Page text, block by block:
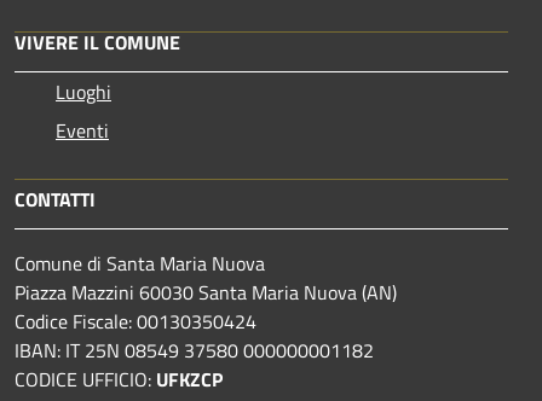
VIVERE IL COMUNE
Luoghi
Eventi
CONTATTI
Comune di Santa Maria Nuova
Piazza Mazzini 60030 Santa Maria Nuova (AN)
Codice Fiscale: 00130350424
IBAN: IT 25N 08549 37580 000000001182
CODICE UFFICIO: UFKZCP